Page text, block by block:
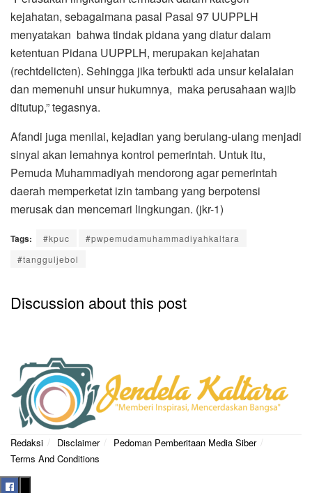
kejahatan, sebagaimana pasal Pasal 97 UUPPLH
menyatakan bahwa tindak pidana yang diatur dalam
ketentuan Pidana UUPPLH, merupakan kejahatan
(rechtdelicten). Sehingga jika terbukti ada unsur kelalaian
dan memenuhi unsur hukumnya, maka perusahaan wajib
ditutup,” tegasnya.
Afandi juga menilai, kejadian yang berulang-ulang menjadi
sinyal akan lemahnya kontrol pemerintah. Untuk itu,
Pemuda Muhammadiyah mendorong agar pemerintah
daerah memperketat izin tambang yang berpotensi
merusak dan mencemari lingkungan. (jkr-1)
Tags: #kpuc
#pwpemudamuhammadiyahkaltara
#tangguljebol
Discussion about this post
Redaksi Disclaimer
Pedoman Pemberitaan Media Siber
Terms And Conditions